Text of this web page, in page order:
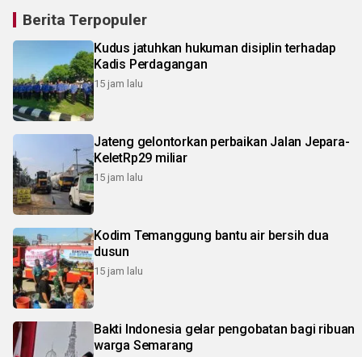
Berita Terpopuler
Kudus jatuhkan hukuman disiplin terhadap
Kadis Perdagangan
15 jam lalu
Jateng gelontorkan perbaikan Jalan Jepara-
KeletRp29 miliar
15 jam lalu
Kodim Temanggung bantu air bersih dua
dusun
15 jam lalu
Bakti Indonesia gelar pengobatan bagi ribuan
warga Semarang